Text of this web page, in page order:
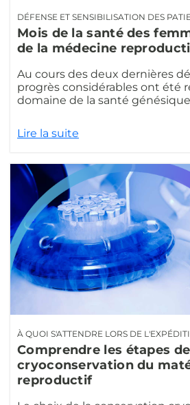
DÉFENSE ET SENSIBILISATION DES
Mois de la santé des
de la médecine
Au cours des deux dernières
progrès considérables ont été
domaine de la santé
Lire la suite
À QUOI S'ATTENDRE LORS DE
Comprendre les étapes
cryoconservation du
reproductif